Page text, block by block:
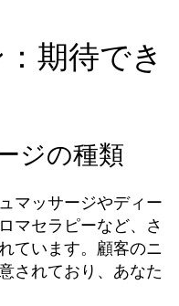
期待でき
ジの種類
マッサージやディー
マセラピーなど、さ
ています。顧客のニ
されており、あなた